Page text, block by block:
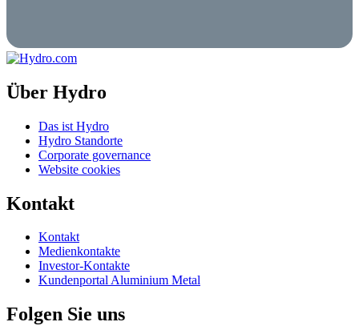
Über Hydro
Das ist Hydro
Hydro Standorte
Corporate governance
Website cookies
Kontakt
Kontakt
Medienkontakte
Investor-Kontakte
Kundenportal Aluminium Metal
Folgen Sie uns